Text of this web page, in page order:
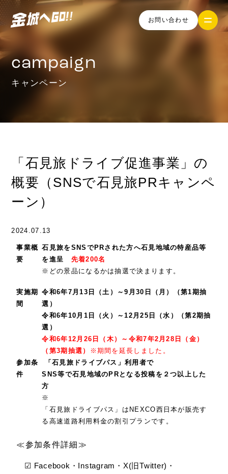
お問い合わせ
campaign
キャンペーン
「石見旅ドライブ促進事業」の
概要（SNSで石見旅PRキャンペ
ーン）
2024.07.13
事業概
要
石見旅をSNSでPRされた方へ石見地域の特産品等
を進呈 先着200名
※どの景品になるかは抽選で決まります。
実施期
間
令和6年7月13日（土）～9月30日（月）（第1期抽
選）
令和6年10月1日（火）～12月25日（水）（第2期抽
選）
令和6年12月26日（木）～令和7年2月28日（金）
（第3期抽選）
※期間を延長しました。
参加条
件
「石見旅ドライブパス」利用者で
SNS等で石見地域のPRとなる投稿を２つ以上した
方
※
「石見旅ドライブパス」はNEXCO西日本が販売す
る高速道路利用料金の割引プランです。
≪参加条件詳細≫
☑ Facebook・Instagram・X(旧Twitter)・